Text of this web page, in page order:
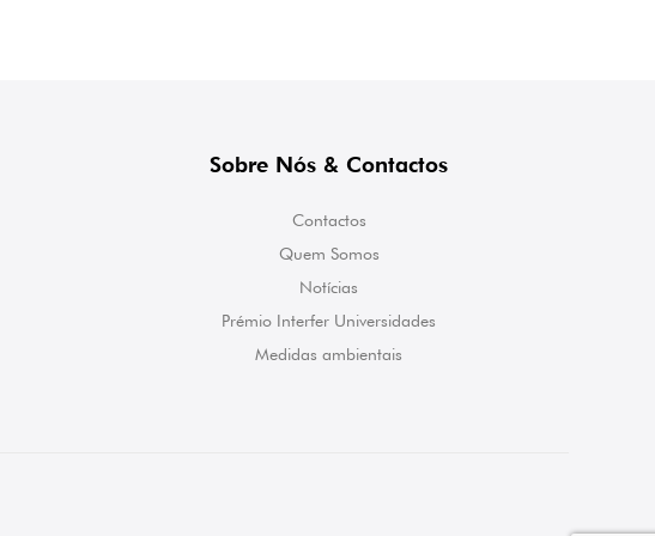
Sobre Nós & Contactos
Contactos
Quem Somos
Notícias
Prémio Interfer Universidades
Medidas ambientais